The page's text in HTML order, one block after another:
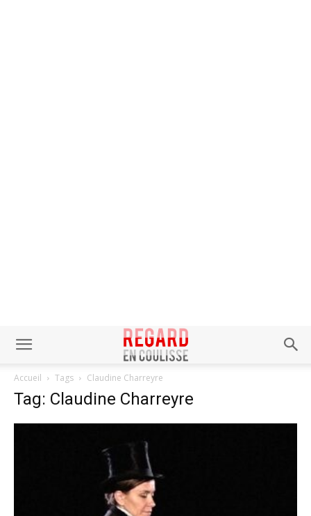
Accueil Tags Claudine Charreyre
Tag: Claudine Charreyre